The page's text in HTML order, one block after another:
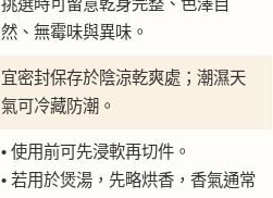
挑選時可留意乾身完整、色澤自
然、無霉味與異味。
宜密封保存於陰涼乾爽處；潮濕天
氣可冷藏防潮。
• 使用前可先浸軟再切件。
• 若用於煲湯，先略烘香，香氣通常